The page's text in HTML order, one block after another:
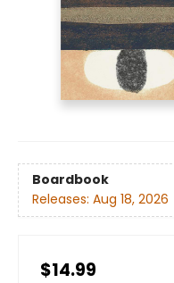
Boardbook
Releases: Aug 18, 2026
$14.99